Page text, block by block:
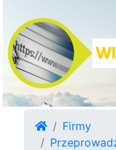
Firmy